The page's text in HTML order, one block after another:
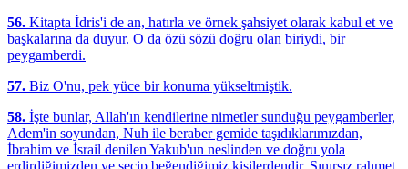
56. Kitapta İdris'i de an, hatırla ve örnek şahsiyet olarak kabul et ve
başkalarına da duyur. O da özü sözü doğru olan biriydi, bir
peygamberdi.
57. Biz O'nu, pek yüce bir konuma yükseltmiştik.
58. İşte bunlar, Allah'ın kendilerine nimetler sunduğu peygamberler,
Adem'in soyundan, Nuh ile beraber gemide taşıdıklarımızdan,
İbrahim ve İsrail denilen Yakub'un neslinden ve doğru yola
erdirdiğimizden ve seçip beğendiğimiz kişilerdendir. Sınırsız rahmet